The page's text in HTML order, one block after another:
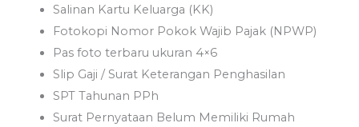
Salinan Kartu Keluarga (KK)
Fotokopi Nomor Pokok Wajib Pajak (NPWP)
Pas foto terbaru ukuran 4×6
Slip Gaji / Surat Keterangan Penghasilan
SPT Tahunan PPh
Surat Pernyataan Belum Memiliki Rumah